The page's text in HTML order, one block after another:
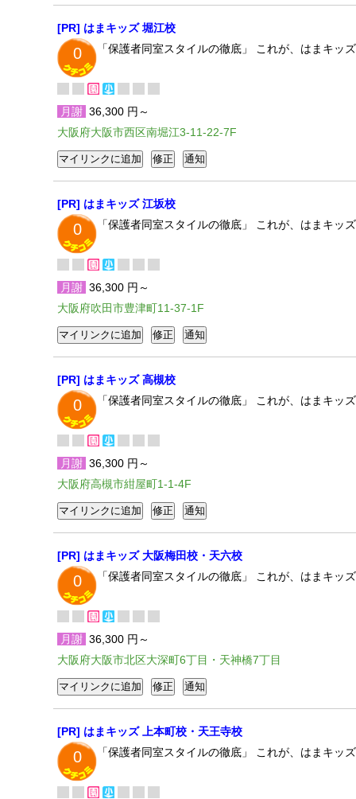
[PR] はまキッズ 堀江校
0 「保護者同室スタイルの徹底」 これが、はまキ
月謝 36,300 円～
大阪府大阪市西区南堀江3-11-22-7F
[PR] はまキッズ 江坂校
0 「保護者同室スタイルの徹底」 これが、はまキ
月謝 36,300 円～
大阪府吹田市豊津町11-37-1F
[PR] はまキッズ 高槻校
0 「保護者同室スタイルの徹底」 これが、はまキ
月謝 36,300 円～
大阪府高槻市紺屋町1-1-4F
[PR] はまキッズ 大阪梅田校・天六校
0 「保護者同室スタイルの徹底」 これが、はまキ
月謝 36,300 円～
大阪府大阪市北区大深町6丁目・天神橋7丁目
[PR] はまキッズ 上本町校・天王寺校
0 「保護者同室スタイルの徹底」 これが、はまキ